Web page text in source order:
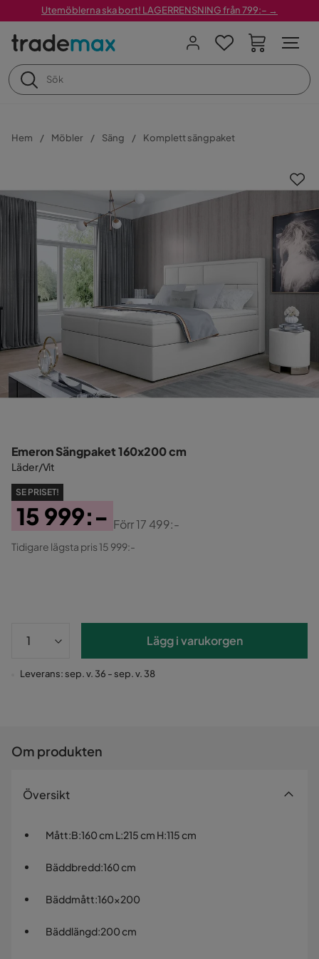
Utemöblerna ska bort! LAGERRENSNING från 799:– →
Hem Möbler Säng Komplett sängpaket
Emeron Sängpaket 160x200 cm
Läder/Vit
SE PRISET!
Pris
15 999:-
Original
Förr17 499:-
Tidigare lägsta pris 15 999:-
Lägg i varukorgen
Leverans: sep. v. 36 - sep. v. 38
Om produkten
Översikt
Mått:B:160 cm L:215 cm H:115 cm
Bäddbredd:160 cm
Bäddmått:160x200
Bäddlängd:200 cm